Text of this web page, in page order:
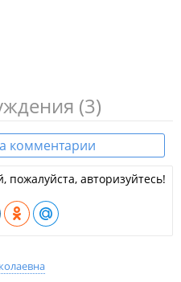
(3)
комментарии
авторизуйтесь!